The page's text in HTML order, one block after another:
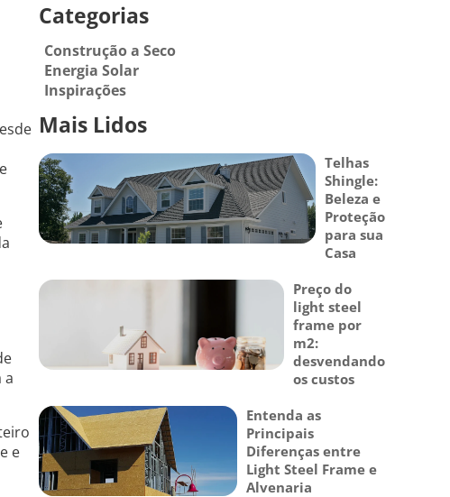
a
e
Categorias
Construção a Seco
Energia Solar
Inspirações
Mais Lidos
Telhas
Shingle:
Beleza e
Proteção
para sua
Casa
Preço do
light steel
frame por
m2:
desvendando
os custos
Entenda as
Principais
Diferenças entre
Light Steel Frame e
Alvenaria